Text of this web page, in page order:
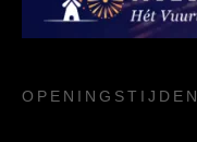
OPENINGSTIJDEN